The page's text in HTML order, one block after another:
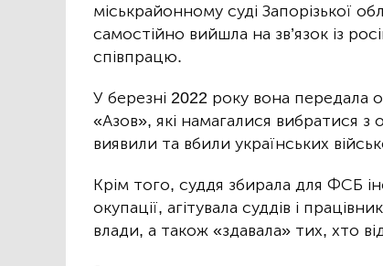
міськрайонному суді Запорізької
самостійно вийшла на зв’язок із
співпрацю.
У березні 2022 року вона передала
«Азов», які намагалися вибратися
виявили та вбили українських
Крім того, суддя збирала для ФСБ
окупації, агітувала суддів і
влади, а також «здавала» тих, хто